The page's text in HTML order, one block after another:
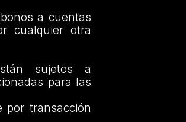
a cuentas
cualquier otra
sujetos a
para las
por transacción